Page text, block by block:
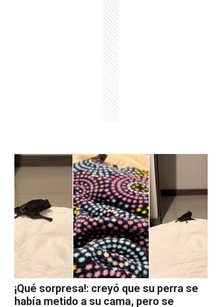
¡Qué sorpresa!: creyó que su perra se
había metido a su cama, pero se